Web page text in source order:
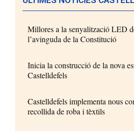
Millores a la senyalització LED
l’avinguda de la Constitució
Inicia la construcció de la nova
Castelldefels
Castelldefels implementa nous
recollida de roba i tèxtils